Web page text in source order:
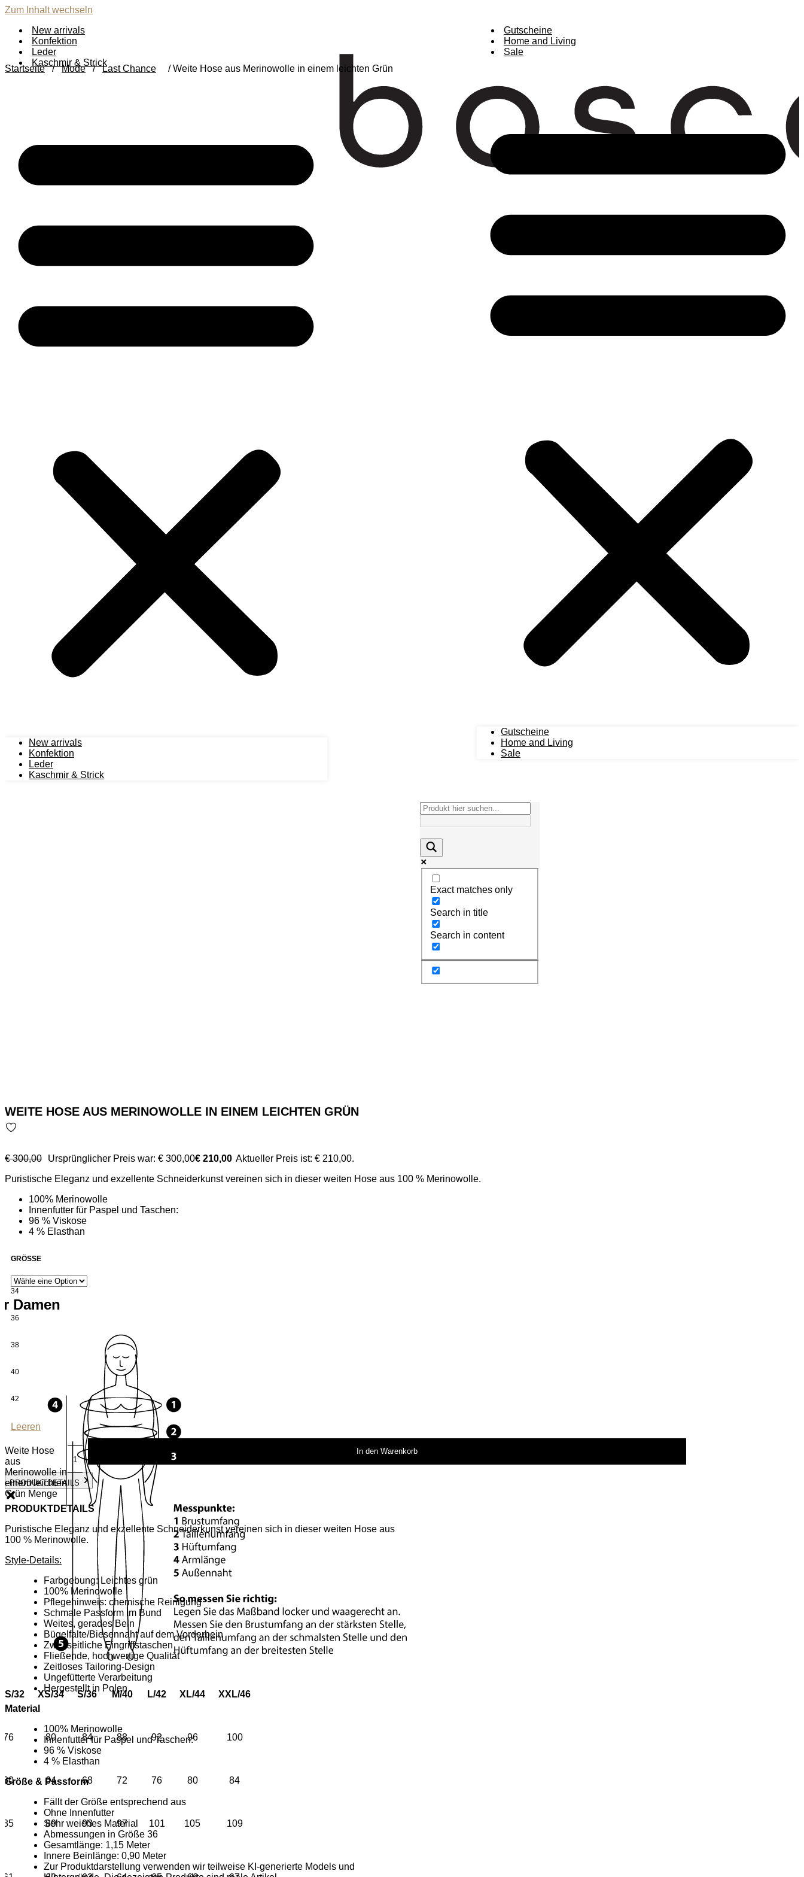
Zum Inhalt wechseln
New arrivals
Konfektion
Leder
Kaschmir & Strick
New arrivals
Konfektion
Leder
Kaschmir & Strick
Gutscheine
Home and Living
Sale
Gutscheine
Home and Living
Sale
Exact matches only
Search in title
Search in content
Startseite / Mode / Last Chance / Weite Hose aus Merinowolle in einem leichten Grün
WEITE HOSE AUS MERINOWOLLE IN EINEM LEICHTEN GRÜN
€300,00 Ursprünglicher Preis war: € 300,00€ 210,00 Aktueller Preis ist: € 210,00.
Puristische Eleganz und exzellente Schneiderkunst vereinen sich in dieser weiten Hose aus 100 % Merinowolle.
100% Merinowolle
Innenfutter für Paspel und Taschen:
96 % Viskose
4 % Elasthan
Damen
32 XS/34 S/36 M/40 L/42 XL/44 XXL/46
76 80 84 88 92 96 100
60 64 68 72 76 80 84
85 89 93 97 101 105 109
GRÖSSE
34
36
38
40
42
Leeren
Weite Hose
aus
Merinowolle in
einem leichten
Grün Menge
In den Warenkorb
PRODUKTDETAILS
PRODUKTDETAILS
Puristische Eleganz und exzellente Schneiderkunst vereinen sich in dieser weiten Hose aus
100 % Merinowolle.
Style-Details:
Farbgebung: Leichtes grün
100% Merinowolle
Pflegehinweis: chemische Reinigung
Schmale Passform im Bund
Weites, gerades Bein
Bügelfalte/Biesennaht auf dem Vorderbein
Zwei seitliche Eingriffstaschen
Fließende, hochwertige Qualität
Zeitloses Tailoring-Design
Ungefütterte Verarbeitung
Hergestellt in Polen
Material
100% Merinowolle
Innenfutter für Paspel und Taschen:
96 % Viskose
4 % Elasthan
Größe & Passform
Fällt der Größe entsprechend aus
Ohne Innenfutter
Sehr weiches Material
Abmessungen in Größe 36
Gesamtlänge: 1,15 Meter
Innere Beinlänge: 0,90 Meter
Zur Produktdarstellung verwenden wir teilweise KI-generierte Models und